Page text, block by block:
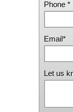
Phone *
Email*
Let us